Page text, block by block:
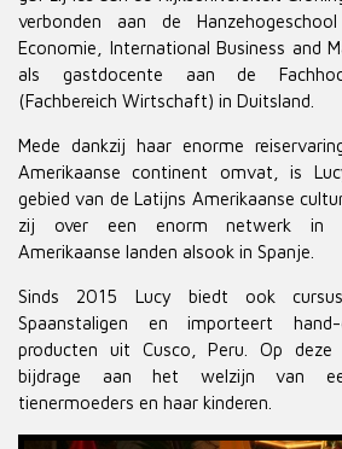
verbonden aan de
Economie, International Business and
als gastdocente aan de
(Fachbereich Wirtschaft) in Duitsland.
Mede dankzij haar enorme
Amerikaanse continent omvat, is
gebied van de Latijns Amerikaanse
zij over een enorm netwerk in
Amerikaanse landen alsook in Spanje.
Sinds 2015 Lucy biedt ook
Spaanstaligen en importeert hand-
producten uit Cusco, Peru. Op
bijdrage aan het welzijn van
tienermoeders en haar kinderen.